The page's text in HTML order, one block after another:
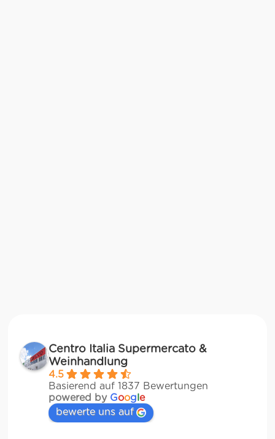
Centro Italia Supermercato &
Weinhandlung
4.5
Basierend auf 1837 Bewertungen
powered by Google
bewerte uns auf